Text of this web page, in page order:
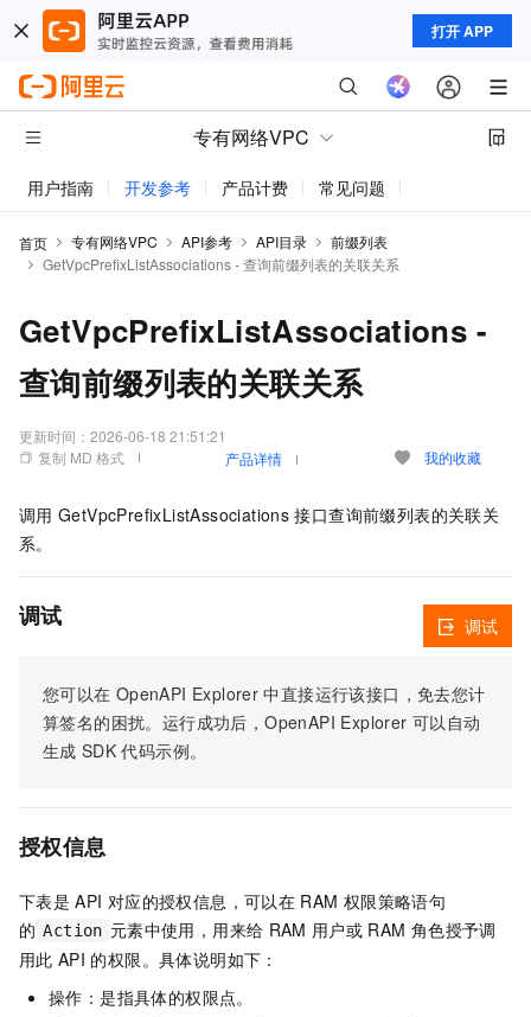
打开 APP
专有网络VPC
用户指南 开发参考 产品计费 常见问题
首页 专有网络VPC API参考 API目录
前缀列表
GetVpcPrefixListAssociations - 查询前缀列表的关联关系
GetVpcPrefixListAssociations -
查询前缀列表的关联关系
更新时间： 2026-06-18 21:51:21
复制 MD 格式
产品详情 我的收藏
调用 GetVpcPrefixListAssociations 接口查询前缀列表的关联关
系。
调试
您可以在 OpenAPI Explorer 中直接运行该接口，免去您计
算签名的困扰。运行成功后，OpenAPI Explorer 可以自动
生成 SDK 代码示例。
调试
授权信息
下表是 API 对应的授权信息，可以在 RAM 权限策略语句
的 Action 元素中使用，用来给 RAM 用户或 RAM 角色授予调
用此 API 的权限。具体说明如下：
操作：是指具体的权限点。